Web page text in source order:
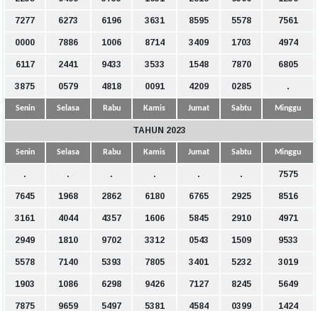
7277 6273 6196 3631 8595 5578 7561
0000 7886 1006 8714 3409 1703 4974
6117 2441 9433 3533 1548 7870 6805
3875 0579 4818 0091 4209 0285 .
Senin Selasa Rabu Kamis Jumat Sabtu Minggu
TAHUN 2023
Senin Selasa Rabu Kamis Jumat Sabtu Minggu
. . . . . . 7575
7645 1968 2862 6180 6765 2925 8516
3161 4044 4357 1606 5845 2910 4971
2949 1810 9702 3312 0543 1509 9533
5578 7140 5393 7805 3401 5232 3019
1903 1086 6298 9426 7127 8245 5649
7875 9659 5497 5381 4584 0399 1424